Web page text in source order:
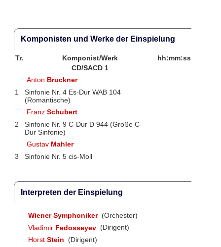
Komponisten und Werke der Einspielung
Tr. Komponist/Werk
hh:mm:ss
CD/SACD 1
Anton Bruckner
1
Sinfonie Nr. 4 Es-Dur WAB 104
(Romantische)
FranzSchubert
2
Sinfonie Nr. 9 C-Dur D 944 (Große C-
Dur Sinfonie)
Gustav Mahler
3
Sinfonie Nr. 5 cis-Moll
Interpreten der Einspielung
Wiener Symphoniker (Orchester)
Vladimir Fedosseyev (Dirigent)
Horst Stein
(Dirigent)